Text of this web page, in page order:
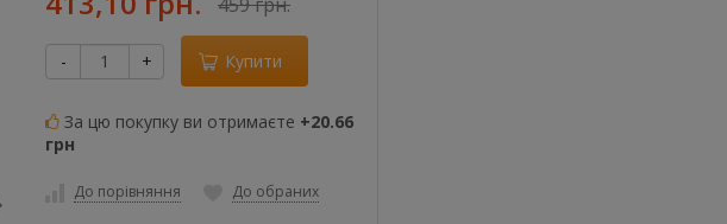
- + Купити
За цю покупку ви отримаєте +20.66
грн
До порівняння До обраних